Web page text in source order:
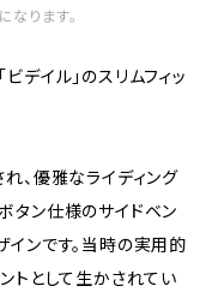
ります。
デイル」のスリムフィッ
、優雅なライディング
タン仕様のサイドベン
インです。当時の実用的
トとして生かされてい